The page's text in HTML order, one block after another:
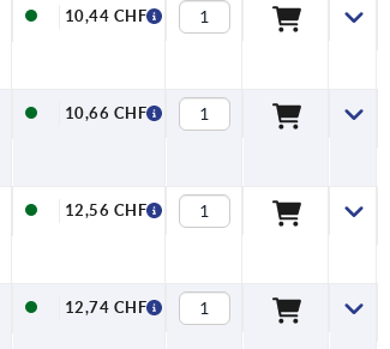
10,44 CHF
10,66 CHF
12,56 CHF
12,74 CHF